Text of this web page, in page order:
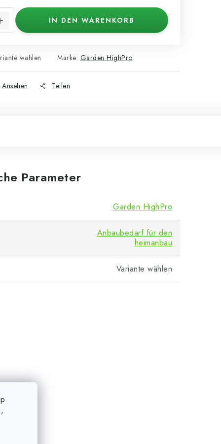
IN DEN WARENKORB
wählen Marke: Garden HighPro
Ansehen Teilen
Parameter
Garden HighPro
Anbaubedarf für den
heimanbau
Variante wählen